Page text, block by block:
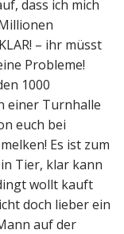
dass ich mich
– ihr müsst
Probleme!
1000
einer Turnhalle
euch bei
Es ist zum
Tier, klar kann
wollt kauft
doch lieber ein
auf der